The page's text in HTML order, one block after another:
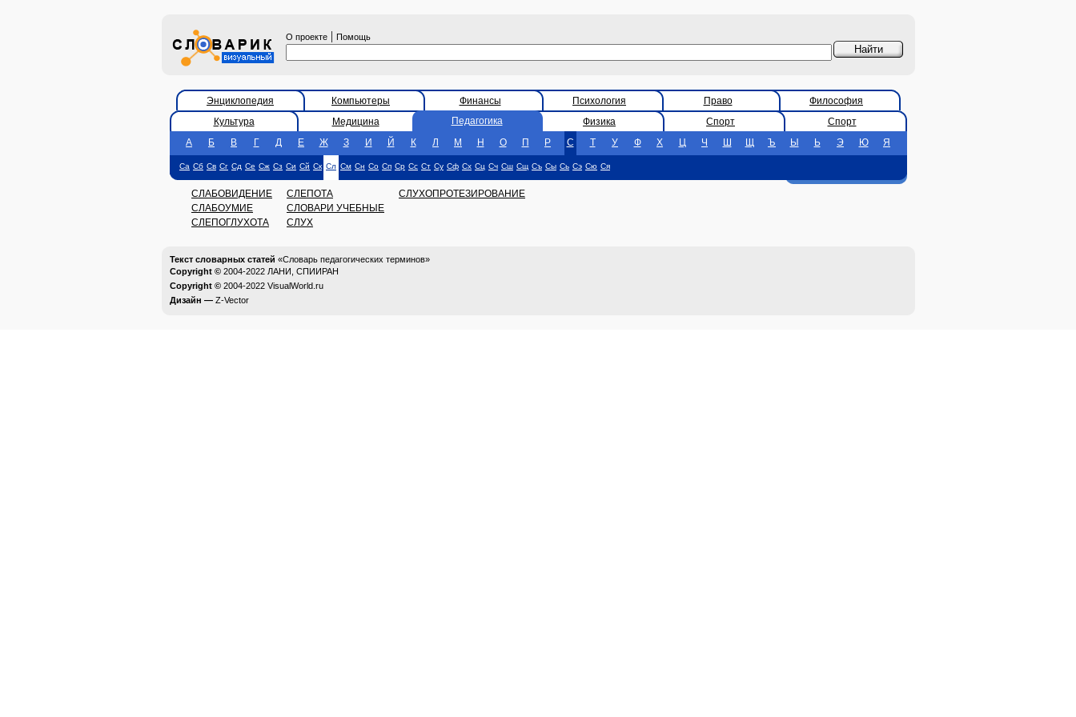
О проекте | Помощь
Энциклопедия Компьютеры Финансы Психология Право
Философия
Культура
Медицина Педагогика Физика Спорт
Спорт
А
Б В Г Д Е Ж З И Й К Л М Н О П Р С Т У Ф Х Ц Ч Ш Щ Ъ Ы Ь Э Ю Я
Са Сб Св Сг Сд Се Сж Сз Си Сй Ск Сл См Сн Со Сп Ср Сс Ст Су Сф Сх Сц Сч Сш Сщ Съ Сы Сь Сэ Сю Ся
СЛАБОВИДЕНИЕ
СЛАБОУМИЕ
СЛЕПОГЛУХОТА
СЛЕПОТА
СЛОВАРИ УЧЕБНЫЕ
СЛУХ
СЛУХОПРОТЕЗИРОВАНИЕ
Текст словарных статей «Словарь педагогических терминов»
Copyright © 2004-2022 ЛАНИ, СПИИРАН
Copyright © 2004-2022 VisualWorld.ru
Дизайн — Z-Vector